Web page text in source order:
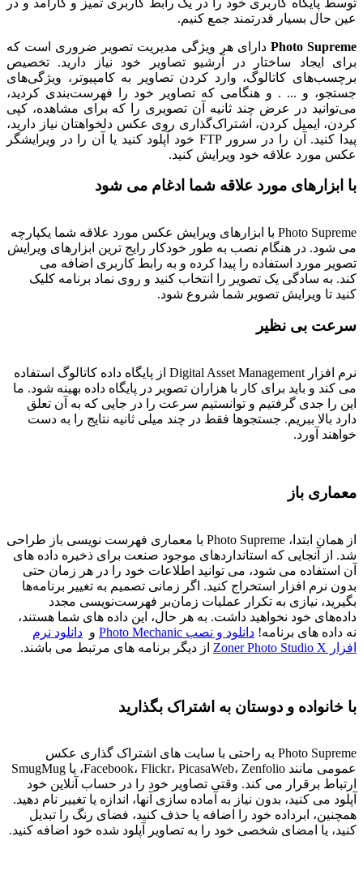
عین حال بسیار قدرتمند جمع کنیم.
Photo Supreme دارای هر ویژگی مدیریت تصویر ضروری است که
برای ایجاد ساختار در آرشیو تصاویر خود نیاز دارید. تخصیص
برچسب‌های کاتالوگ، وارد کردن تصاویر به کامپیوتر، ویژگی‌های
جستجو، و ... . و هنگامی که تصاویر خود را فهرست‌بندی کردید،
می‌توانید در عرض چند ثانیه آن تصویری را که برای مشاهده، کپی
کردن، ایمیل کردن، اشتراک‌گذاری روی عکس دلخواهتان نیاز دارید،
پیدا کنید. آن را در سرور FTP خود آپلود کنید یا آن را در ویرایشگر
عکس مورد علاقه خود ویرایش کنید.
با ابزارهای مورد علاقه شما ادغام می شود
Photo Supreme با ابزارهای ویرایش عکس مورد علاقه شما یکپارچه
می شود. در هنگام نصب به طور خودکار رایج ترین ابزارهای ویرایش
تصویر مورد استفاده را پیدا کرده و به رابط کاربری اضافه می
کند. به سادگی یک تصویر را انتخاب کنید و روی نماد برنامه کلیک
کنید تا ویرایش تصویر شما شروع شود.
سرعت بی نظیر
نرم افزار Digital Asset Management از پایگاه داده کاتالوگ استفاده
می کند و باید برای کار با هزاران تصویر در پایگاه داده بهینه شود. ما
این را جدی گرفتیم و توانستیم سرعت را در جایی که به آن تعلق
دارد بالا ببریم. جستجوها فقط در چند میلی ثانیه نتایج را به دست
خواهند آورد.
معماری باز
از همان ابتدا، Photo Supreme با معماری فهرست نویسی باز طراحی
شد. از آنجایی که استانداردهای موجود صنعت برای ذخیره داده های
آن استفاده می شود، می توانید اطلاعات خود را در هر زمان حتی
بدون نرم افزار استخراج کنید. اگر زمانی تصمیم به تغییر برنامه‌ها
بگیرید، نیازی به تکرار عملیات زمان‌بر فهرست‌نویسی مجدد
داده‌های خود نخواهید داشت. به هر حال، این داده های شما هستند،
نه داده های برنامه! دانلود و نصب Photo Mechanic و دانلود نرم
افزار Zoner Photo Studio X
از دیگر برنامه های مرتبط می باشند.
با خانواده و دوستان به اشتراک بگذارید
Photo Supreme به راحتی با سایت های اشتراک گذاری عکس
عمومی مانند Facebook، Flickr، PicasaWeb، Zenfolio، یا SmugMug
ارتباط برقرار می کند. وقتی تصاویر خود را در حساب آنلاین خود
آپلود می کنید، بدون نیاز به آماده سازی آنها، اندازه یا تغییر نام دهید.
همچنین، ابرداده خود را اضافه یا حذف کنید، فضای رنگ را تبدیل
کنید، یا امضای شخصی خود را به تصاویر آپلود شده خود اضافه کنید.